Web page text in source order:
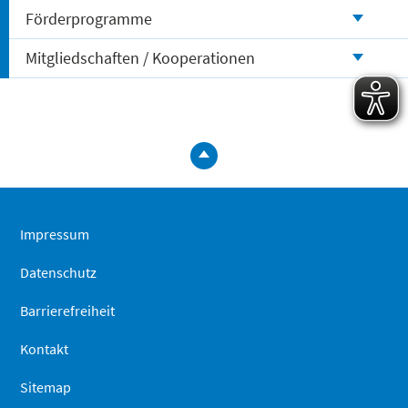
Energieberatung und -kommunikation, 4. Zubau und
Integration der Erneuerbaren Energien und 5.
Das integrierte Klimaschutzkonzept ist ein
energierelevanten Handlungsfelder abdeckt, aber auch
übergreifende Maßnahmen anbietet (z.B.
Öffentlichkeitsarbeit und Vernetzung). Die erarbeiteten
Maßnahmen wurden in Steckbriefen beschrieben und
steht hier als Kurz- und Langfassung zum Download
bereit.
Förderprogramme
Mitgliedschaften / Kooperationen
zum
Impressum
Datenschutz
Barrierefreiheit
Kontakt
Sitemap